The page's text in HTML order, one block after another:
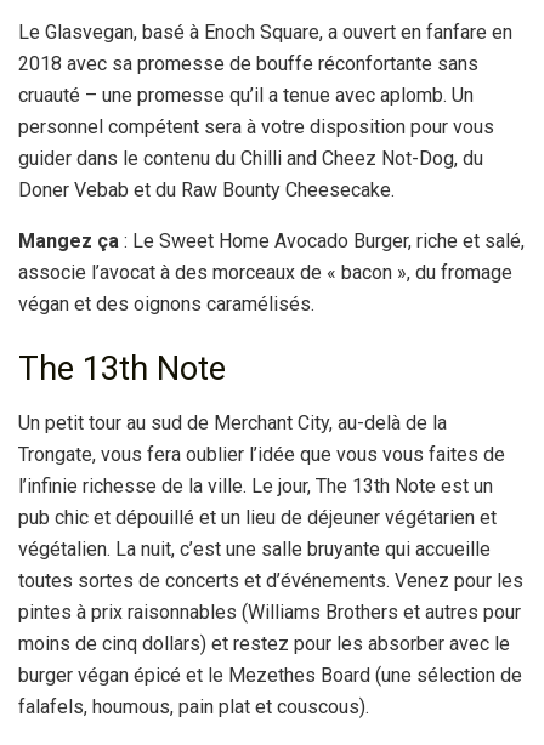
Le Glasvegan, basé à Enoch Square, a ouvert en fanfare en
2018 avec sa promesse de bouffe réconfortante sans
cruauté – une promesse qu’il a tenue avec aplomb. Un
personnel compétent sera à votre disposition pour vous
guider dans le contenu du Chilli and Cheez Not-Dog, du
Doner Vebab et du Raw Bounty Cheesecake.
Mangez ça : Le Sweet Home Avocado Burger, riche et salé,
associe l’avocat à des morceaux de « bacon », du fromage
végan et des oignons caramélisés.
The 13th Note
Un petit tour au sud de Merchant City, au-delà de la
Trongate, vous fera oublier l’idée que vous vous faites de
l’infinie richesse de la ville. Le jour, The 13th Note est un
pub chic et dépouillé et un lieu de déjeuner végétarien et
végétalien. La nuit, c’est une salle bruyante qui accueille
toutes sortes de concerts et d’événements. Venez pour les
pintes à prix raisonnables (Williams Brothers et autres pour
moins de cinq dollars) et restez pour les absorber avec le
burger végan épicé et le Mezethes Board (une sélection de
falafels, houmous, pain plat et couscous).